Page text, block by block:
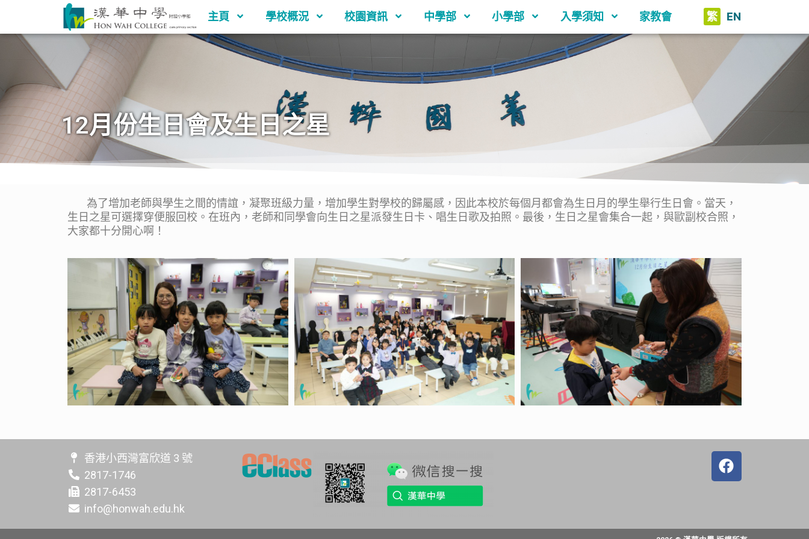
主頁 學校概況 校園資訊 中學部 小學部 入學須知 家教會 繁 EN
12月份生日會及生日之星
為了增加老師與學生之間的情誼，凝聚班級力量，增加學生對學校的歸屬感，因此本校於每個月都會為生日月的學生舉行生日會。當天，
生日之星可選擇穿便服回校。在班內，老師和同學會向生日之星派發生日卡、唱生日歌及拍照。最後，生日之星會集合一起，與歐副校合照，
大家都十分開心啊！
香港小西灣富欣道 3 號
2817-1746
2817-6453
info@honwah.edu.hk